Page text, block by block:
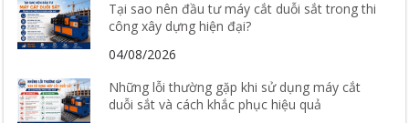
Tại sao nên đầu tư máy cắt duỗi sắt trong thi
công xây dựng hiện đại?
04/08/2026
Những lỗi thường gặp khi sử dụng máy cắt
duỗi sắt và cách khắc phục hiệu quả